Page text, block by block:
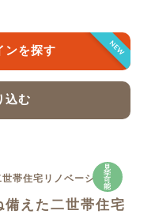
NEW
ンを探す
込む
見
学
可
能
えた二世帯住宅